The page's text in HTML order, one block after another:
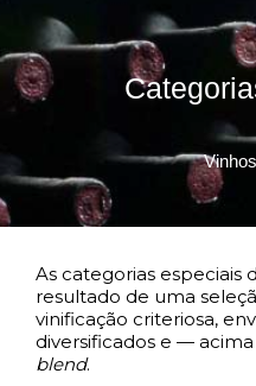
As categorias especiais
resultado de uma
vinificação criteriosa,
diversificados e —
blend.